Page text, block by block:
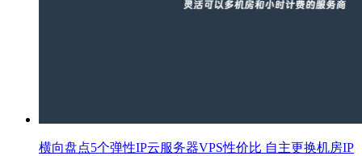
横向盘点5个弹性IP云服务器VPS性价比 自主更换机房IP